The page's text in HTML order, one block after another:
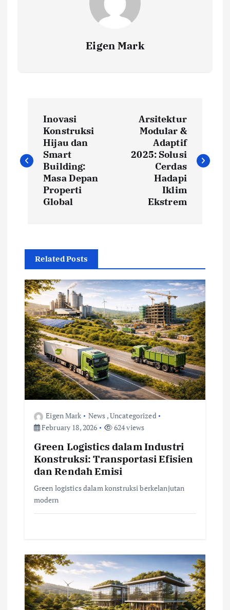
Eigen Mark
s
g
a
t
Inovasi
Konstruksi
Hijau dan
Smart
Building:
Masa Depan
Properti
Global
Arsitektur
Modular &
Adaptif
2025: Solusi
Cerdas
Hadapi
Iklim
Ekstrem
Related Posts
Eigen Mark News ,Uncategorized
February 18, 2026
624 views
Green Logistics dalam Industri
Konstruksi: Transportasi Efisien
dan Rendah Emisi
Green logistics dalam konstruksi berkelanjutan
modern